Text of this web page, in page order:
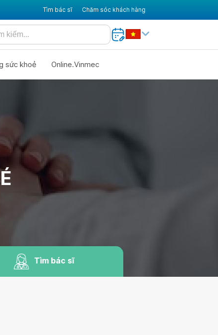
Tìm bác sĩ Chăm sóc khách hàng
sức khoẻ Online.Vinmec
Tìm bác sĩ